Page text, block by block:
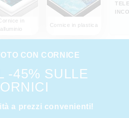
in
alluminio
Cornice in plastica
TELE
CON CORNICE
-45% SULLE
a prezzi convenienti!